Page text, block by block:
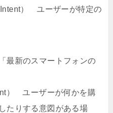
） ユーザーが特定の
最新のスマートフォンの
） ユーザーが何かを購
たりする意図がある場